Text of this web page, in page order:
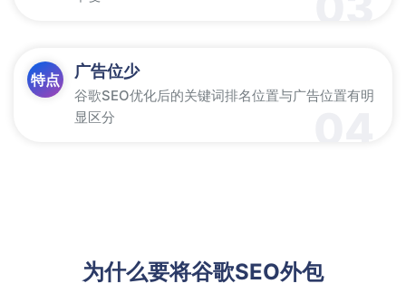
特点 广告位少
谷歌SEO优化后的关键词排名位置与广告位置有明
显区分
为什么要将谷歌SEO外包